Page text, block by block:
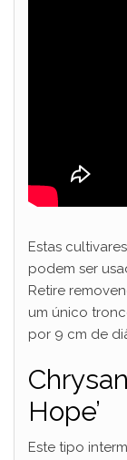
Estas
podem ser
Retire
um único
por 9 cm de
Hope’
Este tipo